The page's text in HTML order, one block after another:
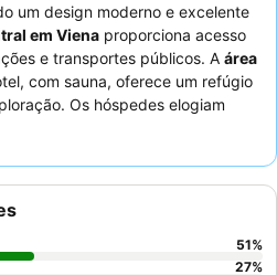
um design moderno e excelente
em Viena proporciona acesso
e transportes públicos. A área
com sauna, oferece um refúgio
Os hóspedes elogiam
almoço com uma grande
um quarto com
agradável.
51%
27%